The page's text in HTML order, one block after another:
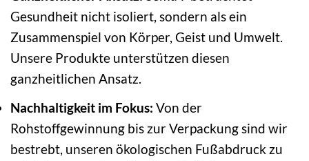
Gesundheit nicht isoliert, sondern als ein
Zusammenspiel von Körper, Geist und Umwelt.
Unsere Produkte unterstützen diesen
ganzheitlichen Ansatz.
Nachhaltigkeit im Fokus: Von der
Rohstoffgewinnung bis zur Verpackung sind wir
bestrebt, unseren ökologischen Fußabdruck zu